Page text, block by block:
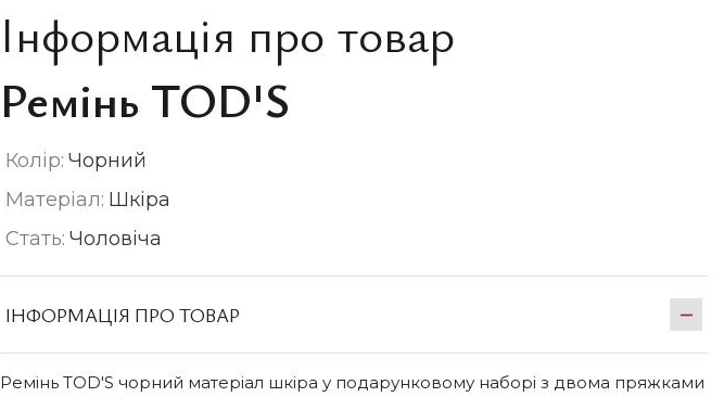
Інформація про товар
Ремінь TOD'S
Колір: Чорний
Матеріал: Шкіра
Стать: Чоловіча
ІНФОРМАЦІЯ ПРО ТОВАР
Ремінь TOD'S чорний матеріал шкіра у подарунковому наборі з двома пряжками